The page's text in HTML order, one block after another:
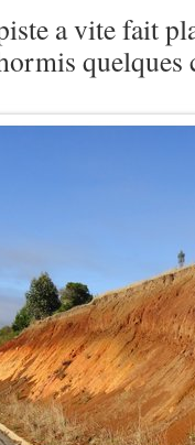
a vite fait